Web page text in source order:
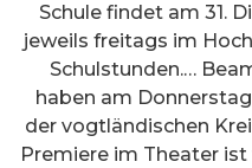
Schule findet am 31.
jeweils freitags im
Schulstunden.…
haben am
der vogtländischen
Premiere im Theater